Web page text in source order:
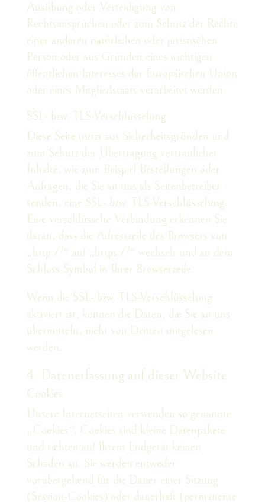
Ausübung oder Verteidigung von
Rechtsansprüchen oder zum Schutz der Rechte
einer anderen natürlichen oder juristischen
Person oder aus Gründen eines wichtigen
öffentlichen Interesses der Europäischen Union
oder eines Mitgliedstaats verarbeitet werden.
SSL- bzw. TLS-Verschlüsselung
Diese Seite nutzt aus Sicherheitsgründen und
zum Schutz der Übertragung vertraulicher
Inhalte, wie zum Beispiel Bestellungen oder
Anfragen, die Sie an uns als Seitenbetreiber
senden, eine SSL- bzw. TLS-Verschlüsselung.
Eine verschlüsselte Verbindung erkennen Sie
daran, dass die Adresszeile des Browsers von
„http://“ auf „https://“ wechselt und an dem
Schloss-Symbol in Ihrer Browserzeile.
Wenn die SSL- bzw. TLS-Verschlüsselung
aktiviert ist, können die Daten, die Sie an uns
übermitteln, nicht von Dritten mitgelesen
werden.
4. Datenerfassung auf dieser Website
Cookies
Unsere Internetseiten verwenden so genannte
„Cookies“. Cookies sind kleine Datenpakete
und richten auf Ihrem Endgerät keinen
Schaden an. Sie werden entweder
vorübergehend für die Dauer einer Sitzung
(Session-Cookies) oder dauerhaft (permanente